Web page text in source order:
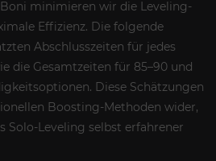
minimieren wir die Leveling-
Effizienz. Die folgende
Abschlusszeiten für jedes
die Gesamtzeiten für 85–90 und
Diese Schätzungen
Boosting-Methoden wider,
Solo-Leveling selbst erfahrener